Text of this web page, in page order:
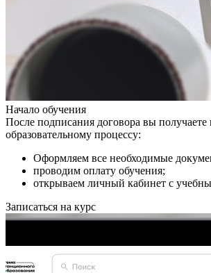
Начало обучения
После подписания договора вы
образовательному процессу:
Оформляем все необходимые
проводим оплату обучения;
открываем личный кабинет с
Записаться на курс